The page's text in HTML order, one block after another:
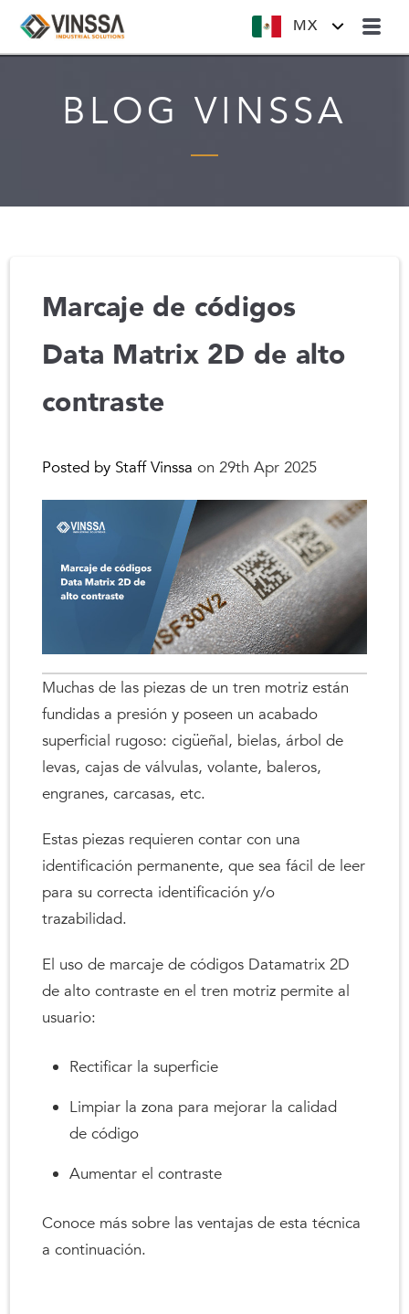
MX
BLOG VINSSA
Marcaje de códigos
Data Matrix 2D de alto
contraste
Posted by Staff Vinssa on 29th Apr 2025
Muchas de las piezas de un tren motriz están
fundidas a presión y poseen un acabado
superficial rugoso: cigüeñal, bielas, árbol de
levas, cajas de válvulas, volante, baleros,
engranes, carcasas, etc.
Estas piezas requieren contar con una
identificación permanente, que sea fácil de leer
para su correcta identificación y/o
trazabilidad.
El uso de marcaje de códigos Datamatrix 2D
de alto contraste en el tren motriz permite al
usuario:
Rectificar la superficie
Limpiar la zona para mejorar la calidad
de código
Aumentar el contraste
Conoce más sobre las ventajas de esta técnica
a continuación.